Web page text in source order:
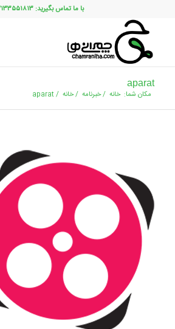
با ما تماس بگیرید: ۰۲۱۳۳۵۵۱۸۱۳
aparat
مکان شما: خانه /خبرنامه /خانه /
aparat